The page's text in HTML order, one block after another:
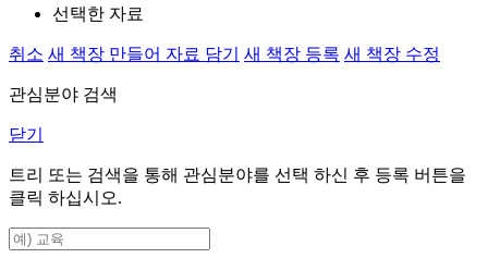
선택한 자료
취소 새 책장 만들어 자료 담기 새 책장 등록 새 책장 수정
관심분야 검색
닫기
트리 또는 검색을 통해 관심분야를 선택 하신 후 등록 버튼을
클릭 하십시오.